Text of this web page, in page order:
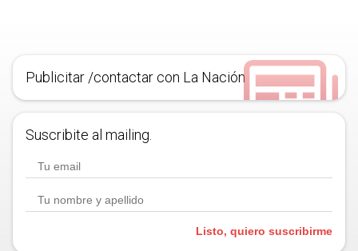
Publicitar /contactar con La Nación
Suscribite al mailing.
Listo, quiero suscribirme